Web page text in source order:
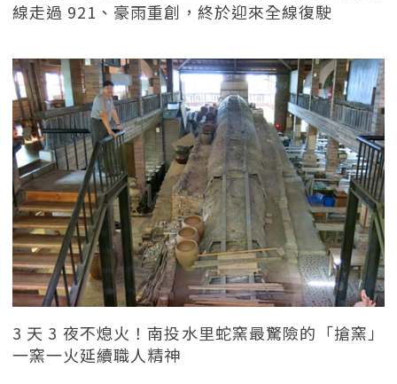
線走過 921、豪雨重創，終於迎來全線復駛
3 天 3 夜不熄火！南投水里蛇窯最驚險的「搶窯」
一窯一火延續職人精神